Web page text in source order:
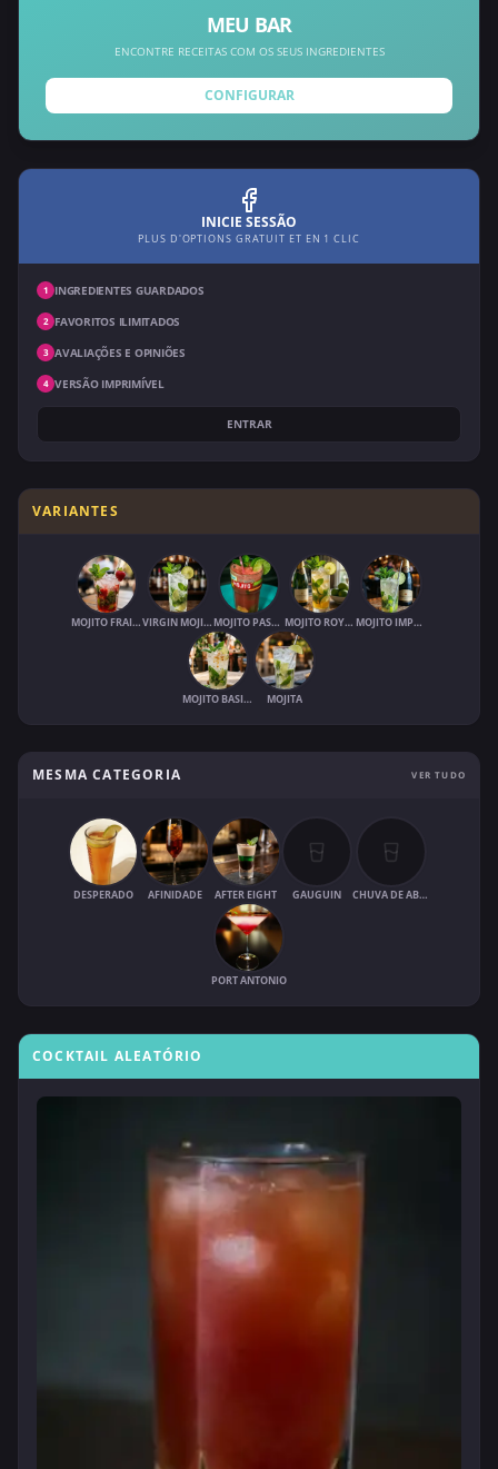
MEU BAR
ENCONTRE RECEITAS COM OS SEUS INGREDIENTES
CONFIGURAR
INICIE SESSÃO
PLUS D'OPTIONS GRATUIT ET EN 1 CLIC
1 INGREDIENTES GUARDADOS
2 FAVORITOS ILIMITADOS
3 AVALIAÇÕES E OPINIÕES
4 VERSÃO IMPRIMÍVEL
ENTRAR
VARIANTES
MOJITO FRAISE VIRGIN MOJITO MOJITO PASTÈQUE MOJITO ROYAL MOJITO IMPERIAL
MOJITO BASILIC MOJITA
MESMA CATEGORIA VER TUDO
DESPERADO AFINIDADE AFTER EIGHT GAUGUIN CHUVA DE ABRIL
PORT ANTONIO
COCKTAIL ALEATÓRIO